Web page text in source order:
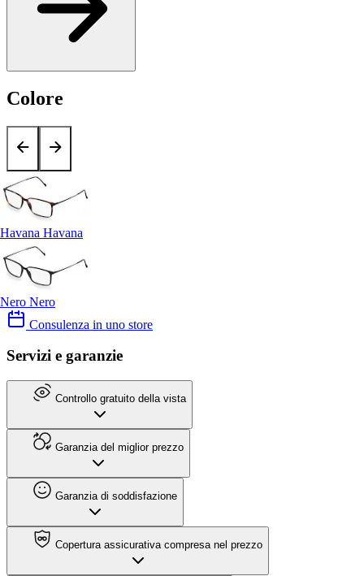
Colore
Havana Havana
Nero Nero
Consulenza in uno store
Servizi e garanzie
Controllo gratuito della vista
Garanzia del miglior prezzo
Garanzia di soddisfazione
Copertura assicurativa compresa nel prezzo